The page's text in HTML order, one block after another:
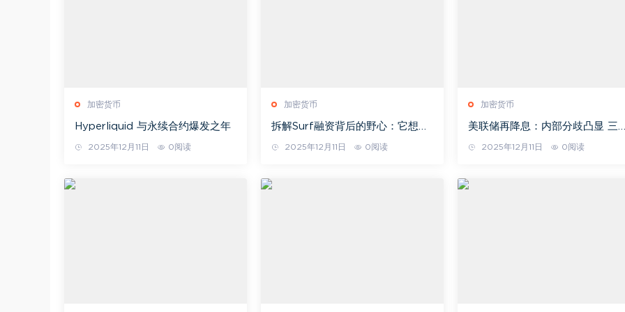
加密货币
Hyperliquid 与永续合约爆发之年
2025年12月11日 0阅读
加密货币
拆解Surf融资背后的野心：它想成
为Crypto AI生态的“数据中枢”
2025年12月11日 0阅读
加密货币
美联储再降息：内部分歧凸显 三
反对为六年来仅见
2025年12月11日 0阅读